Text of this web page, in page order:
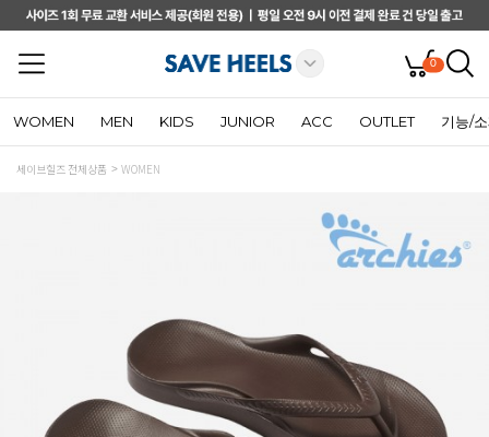
0
WOMEN MEN KIDS JUNIOR ACC OUTLET 기능/
세이브힐즈 전체상품 WOMEN